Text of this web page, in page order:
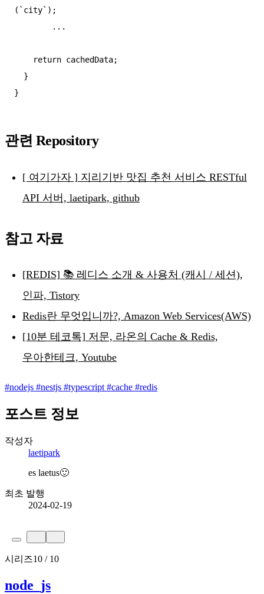
(`city`);
관련 Repository
[ 여기가자 ] 지리기반 맛집 추천 서비스 RESTful
API 서버, laetipark, github
참고 자료
[REDIS] 📚 레디스 소개 & 사용처 (캐시 / 세션),
인파, Tistory
Redis란 무엇입니까?, Amazon Web Services(AWS)
[10분 테코톡] 저문, 라온의 Cache & Redis,
우아한테크, Youtube
#nodejs #nestjs #typescript #cache #redis
포스트 정보
작성자
laetipark
es laetus🙂
최초 발행
2024-02-19
시리즈10 / 10
node_js